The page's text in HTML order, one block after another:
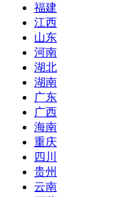
福建
江西
山东
河南
湖北
湖南
广东
广西
海南
重庆
四川
贵州
云南